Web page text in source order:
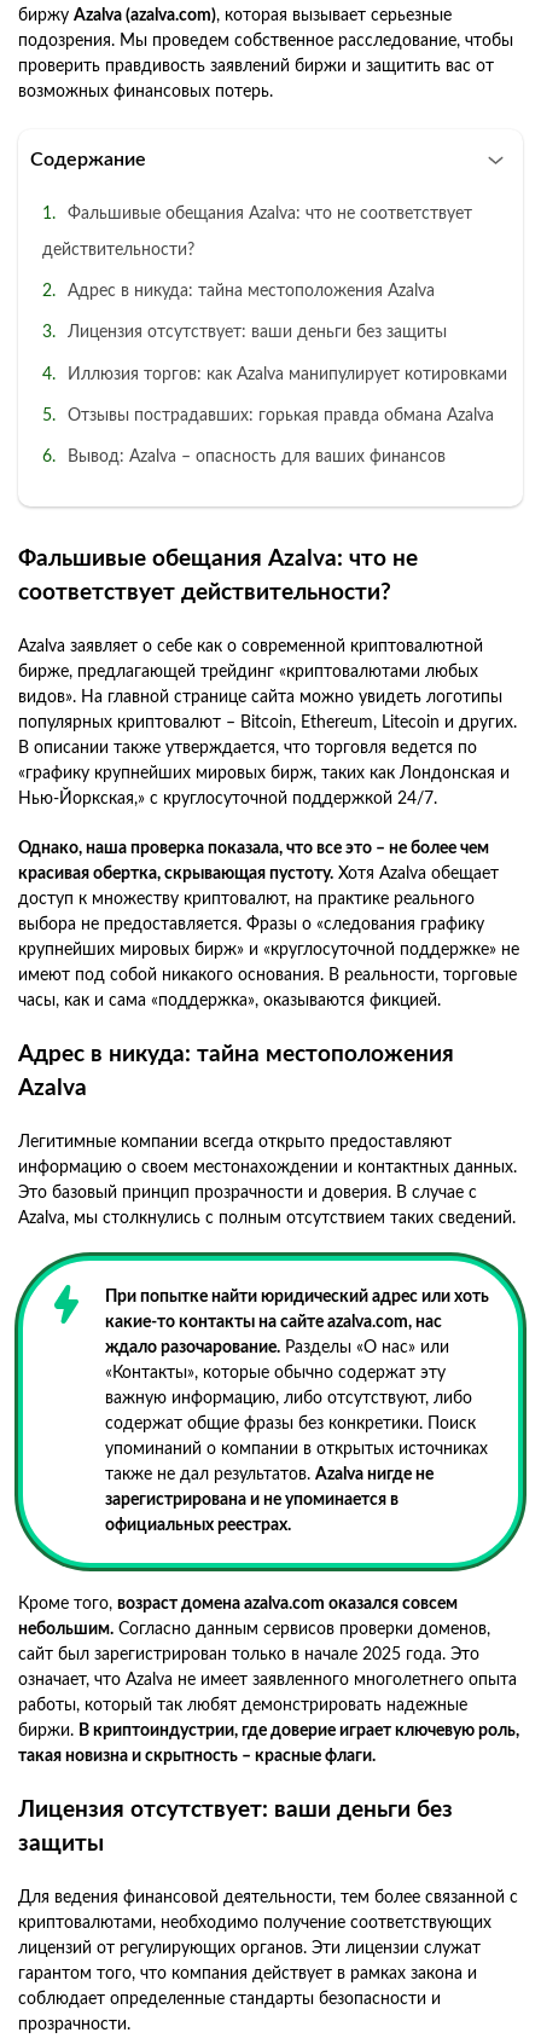
биржу Azalva (azalva.com), которая вызывает серьезные
подозрения. Мы проведем собственное расследование, чтобы
проверить правдивость заявлений биржи и защитить вас от
возможных финансовых потерь.
Содержание
Фальшивые обещания Azalva: что не соответствует
действительности?
Адрес в никуда: тайна местоположения Azalva
Лицензия отсутствует: ваши деньги без защиты
Иллюзия торгов: как Azalva манипулирует котировками
Отзывы пострадавших: горькая правда обмана Azalva
Вывод: Azalva – опасность для ваших финансов
Фальшивые обещания Azalva: что не
соответствует действительности?
Azalva заявляет о себе как о современной криптовалютной
бирже, предлагающей трейдинг «криптовалютами любых
видов». На главной странице сайта можно увидеть логотипы
популярных криптовалют – Bitcoin, Ethereum, Litecoin и других.
В описании также утверждается, что торговля ведется по
«графику крупнейших мировых бирж, таких как Лондонская и
Нью-Йоркская,» с круглосуточной поддержкой 24/7.
Однако, наша проверка показала, что все это – не более чем
красивая обертка, скрывающая пустоту. Хотя Azalva обещает
доступ к множеству криптовалют, на практике реального
выбора не предоставляется. Фразы о «следования графику
крупнейших мировых бирж» и «круглосуточной поддержке» не
имеют под собой никакого основания. В реальности, торговые
часы, как и сама «поддержка», оказываются фикцией.
Адрес в никуда: тайна местоположения
Azalva
Легитимные компании всегда открыто предоставляют
информацию о своем местонахождении и контактных данных.
Это базовый принцип прозрачности и доверия. В случае с
Azalva, мы столкнулись с полным отсутствием таких сведений.
При попытке найти юридический адрес или хоть
какие-то контакты на сайте azalva.com, нас
ждало разочарование. Разделы «О нас» или
«Контакты», которые обычно содержат эту
важную информацию, либо отсутствуют, либо
содержат общие фразы без конкретики. Поиск
упоминаний о компании в открытых источниках
также не дал результатов. Azalva нигде не
зарегистрирована и не упоминается в
официальных реестрах.
Кроме того, возраст домена azalva.com оказался совсем
небольшим. Согласно данным сервисов проверки доменов,
сайт был зарегистрирован только в начале 2025 года. Это
означает, что Azalva не имеет заявленного многолетнего опыта
работы, который так любят демонстрировать надежные
биржи. В криптоиндустрии, где доверие играет ключевую роль,
такая новизна и скрытность – красные флаги.
Лицензия отсутствует: ваши деньги без
защиты
Для ведения финансовой деятельности, тем более связанной с
криптовалютами, необходимо получение соответствующих
лицензий от регулирующих органов. Эти лицензии служат
гарантом того, что компания действует в рамках закона и
соблюдает определенные стандарты безопасности и
прозрачности.